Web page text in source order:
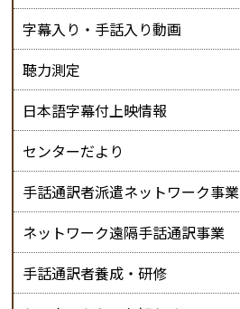
字幕入り・手話入り動画
聴力測定
日本語字幕付上映情報
センターだより
手話通訳者派遣ネットワーク事業
ネットワーク遠隔手話通訳事業
手話通訳者養成・研修